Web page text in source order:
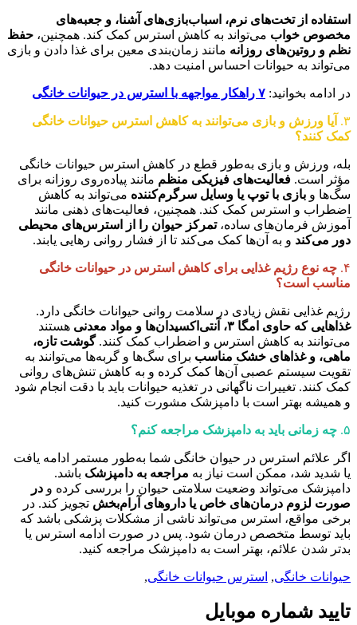
استفاده از تخت‌های نرم، اسباب‌بازی‌های آشنا، و جعبه‌های
مخصوص خواب می‌تواند به کاهش استرس کمک کند. همچنین، حفظ
نظم و روتین‌های روزانه مانند زمان‌بندی معین برای غذا دادن و بازی
می‌تواند به حیوانات احساس امنیت دهد.
در ادامه بخوانید: ۷ راهکار مواجهه با استرس در حیوانات خانگی
۳.
آیا ورزش و بازی می‌توانند به کاهش استرس حیوانات خانگی
کمک کنند؟
بله، ورزش و بازی به‌طور قطع در کاهش استرس حیوانات خانگی
مؤثر است. فعالیت‌های فیزیکی منظم مانند پیاده‌روی روزانه برای
سگ‌ها و بازی با توپ یا وسایل سرگرم‌کننده می‌تواند به کاهش
اضطراب و استرس کمک کند. همچنین، فعالیت‌های ذهنی مانند
آموزش فرمان‌های ساده،تمرکز حیوان را از استرس‌های محیطی
دور می‌کند و به آن‌ها کمک می‌کند تا از فشار روانی رهایی یابند.
۴. چه نوع رژیم غذایی برای کاهش استرس در حیوانات خانگی
مناسب است؟
رژیم غذایی نقش زیادی در سلامت روانی حیوانات خانگی دارد.
غذاهایی که حاوی امگا ۳، آنتی‌اکسیدان‌ها و مواد معدنی
هستند
می‌توانند به کاهش استرس و اضطراب کمک کنند.گوشت تازه،
ماهی، و غذاهای خشک مناسب برای سگ‌ها و گربه‌ها می‌توانند به
تقویت سیستم عصبی آن‌ها کمک کرده و به کاهش تنش‌های روانی
کمک کنند. تغییرات ناگهانی در تغذیه حیوانات باید با دقت انجام شود
و همیشه بهتر است با دامپزشک مشورت کنید.
۵. چه زمانی باید به دامپزشک مراجعه کنم؟
اگر علائم استرس در حیوان خانگی شما به‌طور مستمر ادامه یافت
یا شدید شد، ممکن است نیاز به مراجعه به دامپزشک باشد.
دامپزشک می‌تواند وضعیت سلامتی حیوان را بررسی کرده و در
صورت لزوم درمان‌های خاص یا داروهای آرام‌بخش تجویز کند. در
برخی مواقع، استرس می‌تواند ناشی از مشکلات پزشکی باشد که
باید توسط متخصص درمان شود. پس در صورت ادامه استرس یا
بدتر شدن علائم، بهتر است به دامپزشک مراجعه کنید.
حیوانات خانگی, استرس حیوانات خانگی,
تایید شماره موبایل